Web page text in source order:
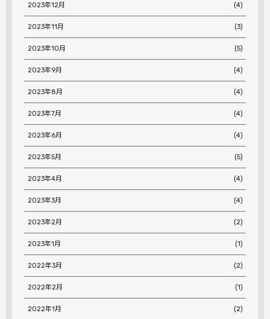
2023年12月 (4)
2023年11月 (3)
2023年10月 (5)
2023年9月 (4)
2023年8月 (4)
2023年7月 (4)
2023年6月 (4)
2023年5月 (5)
2023年4月 (4)
2023年3月 (4)
2023年2月 (2)
2023年1月 (1)
2022年3月 (2)
2022年2月 (1)
2022年1月 (2)